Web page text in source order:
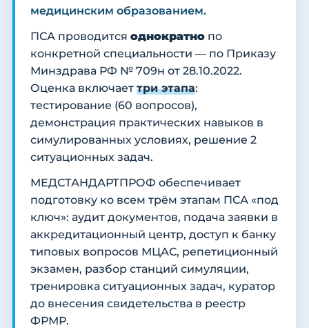
медицинским образованием.
ПСА проводится однократно по
конкретной специальности — по Приказу
Минздрава РФ № 709н от 28.10.2022.
Оценка включает три этапа:
тестирование (60 вопросов),
демонстрация практических навыков в
симулированных условиях, решение 2
ситуационных задач.
МЕДСТАНДАРТПРОФ обеспечивает
подготовку ко всем трём этапам ПСА «под
ключ»: аудит документов, подача заявки в
аккредитационный центр, доступ к банку
типовых вопросов МЦАС, репетиционный
экзамен, разбор станций симуляции,
тренировка ситуационных задач, куратор
до внесения свидетельства в реестр
ФРМР.